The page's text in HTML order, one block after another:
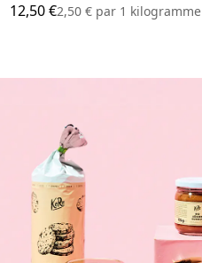
12,50 €2,50 € par1 kilogramme